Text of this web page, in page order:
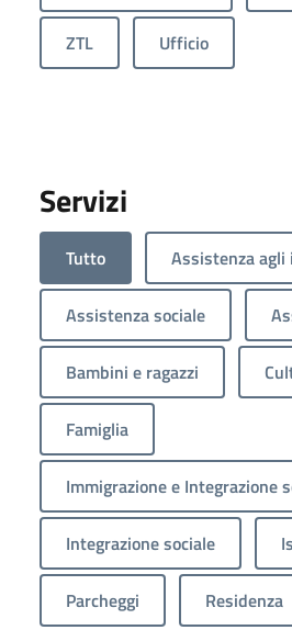
ZTL Ufficio
Servizi
Tutto Assistenza agli
Assistenza sociale
Bambini e ragazzi
Famiglia
Immigrazione e Integrazione
Integrazione sociale
Parcheggi Residenza